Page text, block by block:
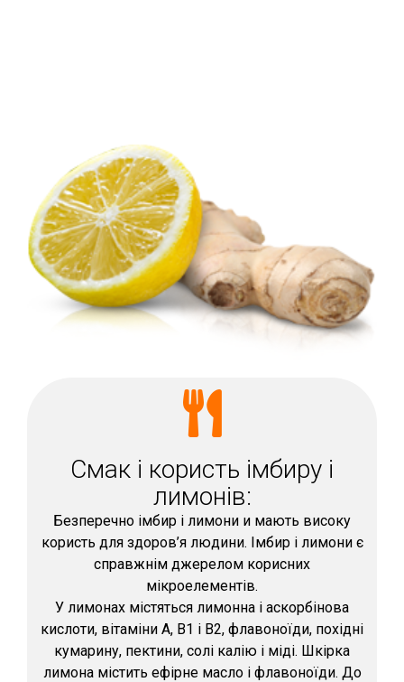
Смак і користь імбиру і
лимонів:
Безперечно імбир і лимони и мають високу
користь для здоров’я людини. Імбир і лимони є
справжнім джерелом корисних
мікроелементів.
У лимонах містяться лимонна і аскорбінова
кислоти, вітаміни А, В1 і В2, флавоноїди, похідні
кумарину, пектини, солі калію і міді. Шкірка
лимона містить ефірне масло і флавоноїди. До